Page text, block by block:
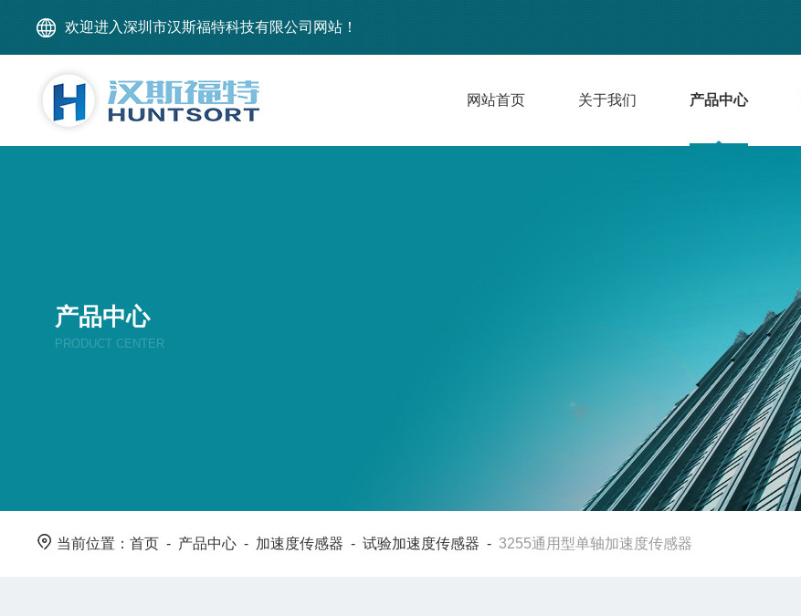
欢迎进入深圳市汉斯福特科技有限公司网站！
网站首页 关于我们 产品中心
产品中心
PRODUCT CENTER
当前位置：首页 - 产品中心 - 加速度传感器 -试验加速度传感器 -3255通用型单轴加速度传感器